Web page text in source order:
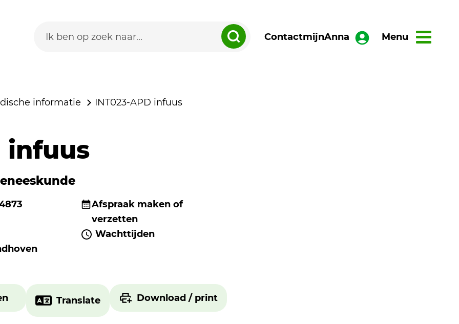
ContactmijnAnna Menu
informatie INT023-APD infuus
infuus
Afspraak maken of
verzetten
Wachttijden
Translate Download / print